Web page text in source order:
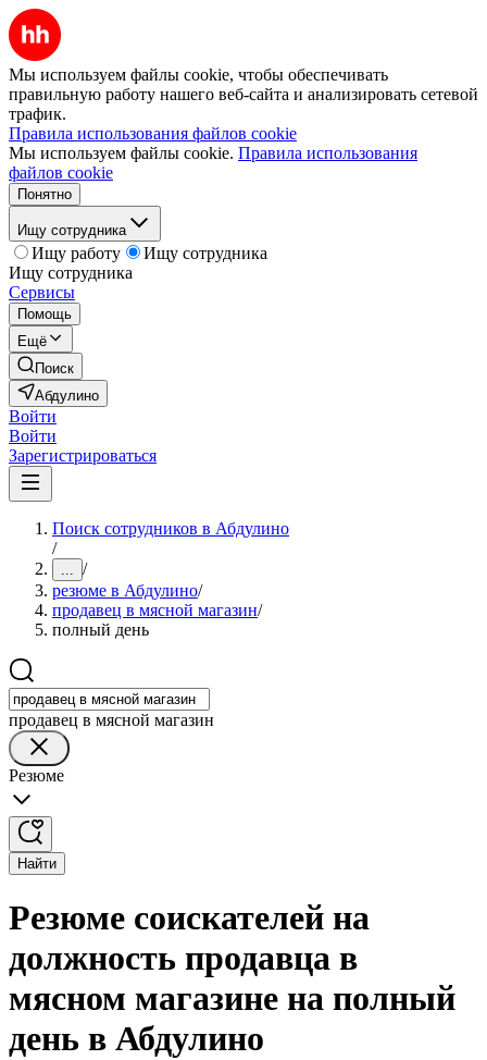
Мы используем файлы cookie, чтобы обеспечивать
правильную работу нашего веб-сайта и анализировать сетевой
трафик.
Правила использования файлов cookie
Мы используем файлы cookie. Правила использования
файлов cookie
Понятно
Ищу сотрудника
Ищу работу
Ищу сотрудника
Ищу сотрудника
Сервисы
Помощь
Ещё
Поиск
Абдулино
Войти
Войти
Зарегистрироваться
Поиск сотрудников в Абдулино
/
... /
резюме в Абдулино/
продавец в мясной магазин/
полный день
продавец в мясной магазин
Резюме
Найти
Резюме соискателей на
должность продавца в
мясном магазине на полный
день в Абдулино